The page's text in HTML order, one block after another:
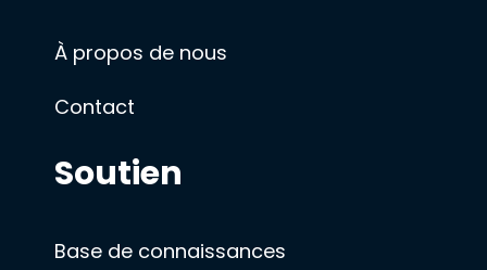
À propos de nous
Contact
Soutien
Base de connaissances